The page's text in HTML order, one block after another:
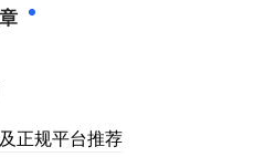
正规平台推荐